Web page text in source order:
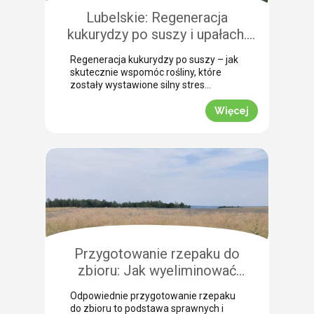
Lubelskie: Regeneracja
kukurydzy po suszy i upałach.
Zobacz rekomendacje z pola!
Regeneracja kukurydzy po suszy – jak
skutecznie wspomóc rośliny, które
zostały wystawione silny stres
termiczny? Jak informuje nasz ekspert
Leszek Konior, kluczem jest szybka
reakcja i wykorzystanie momentu, gdy
przeprowadzona w powiecie
Odpowiednio dobrana strategia
pozwala roślinom odbudować kondycję
fizjologiczną. Pozwijane […]
Więcej
Przygotowanie rzepaku do
zbioru: Jak wyeliminować
chwasty i obniżyć koszty żniw?
Odpowiednie przygotowanie rzepaku
do zbioru to podstawa sprawnych i